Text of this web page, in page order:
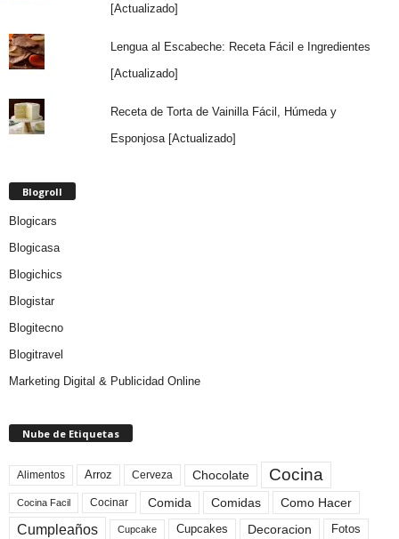
[Actualizado]
Lengua al Escabeche: Receta Fácil e Ingredientes
[Actualizado]
Receta de Torta de Vainilla Fácil, Húmeda y
Esponjosa [Actualizado]
Blogroll
Blogicars
Blogicasa
Blogichics
Blogistar
Blogitecno
Blogitravel
Marketing Digital & Publicidad Online
Nube de Etiquetas
Alimentos Arroz Cerveza Chocolate Cocina
Cocina Facil Cocinar Comida Comidas Como Hacer
Cumpleaños Cupcake Cupcakes Decoracion Fotos